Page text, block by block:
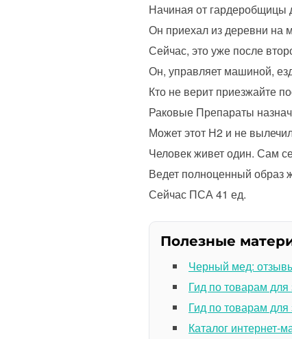
Начиная от гардеробщицы
Он приехал из деревни на
Сейчас, это уже после
Он, управляет машиной,
Кто не верит приезжайте
Раковые Препараты
Может этот Н2 и не
Человек живет один. Сам
Ведет полноценный образ
Сейчас ПСА 41 ед.
Полезные
Черный мед:
Гид по товарам для
Гид по товарам для
Каталог интернет-